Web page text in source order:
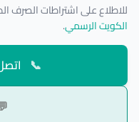
للاطلاع على اشتراطات الصرف
الكويت الرسمي.
📞 اتصل